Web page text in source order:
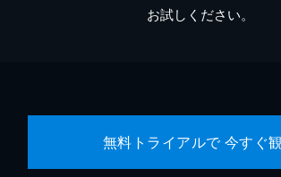
お試しください。
無料トライアルで 今すぐ